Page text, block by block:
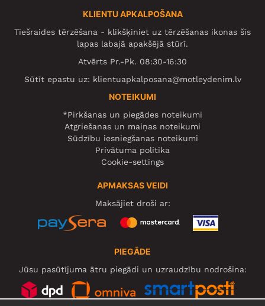
KLIENTU APKALPOŠANA
Tiešraides tērzēšana - klikšķiniet uz tērzēšanas ikonas šīs
lapas labajā apakšējā stūrī.
Atvērts Pr.-Pk. 08:30-16:30
Sūtīt epastu uz: klientuapkalposana@motleydenim.lv
NOTEIKUMI
*Pirkšanas un piegādes noteikumi
Atgriešanas un maiņas noteikumi
Sūdzību iesniegšanas noteikumi
Privātuma politika
Cookie-settings
APMAKSAS VEIDI
Maksājiet droši ar:
PIEGĀDE
Jūsu pasūtījuma ātru piegādi un uzraudzību nodrošina: